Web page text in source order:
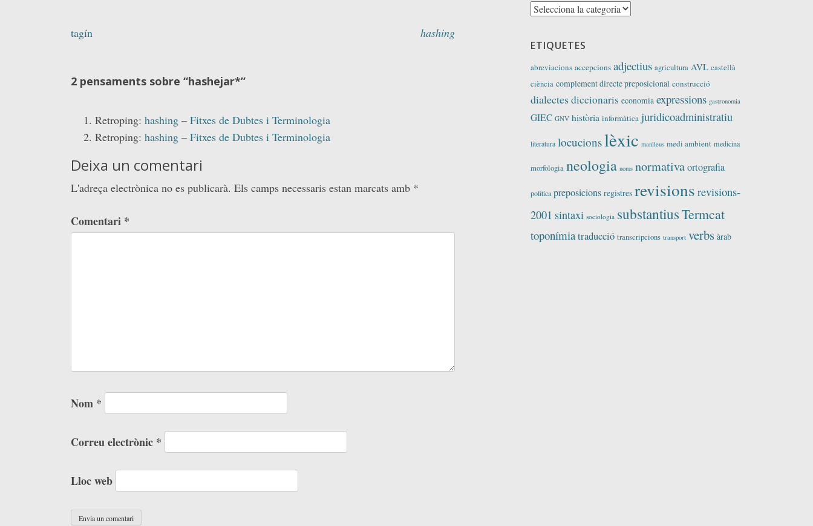
Navegació
tagín hashing
2 pensaments sobre “hashejar*”
Retroping: hashing – Fitxes de Dubtes i Terminologia
Retroping: hashing – Fitxes de Dubtes i Terminologia
Deixa un comentari
L'adreça electrònica no es publicarà. Els camps necessaris estan marcats amb *
Comentari *
Nom *
Correu electrònic *
Lloc web
Categories
ETIQUETES
abreviacions accepcions adjectius agricultura AVL castellà
ciència complement directe preposicional construcció
dialectesdiccionaris economia expressions gastronomia
GIEC GNV història informàtica juridicoadministratiu
literatura locucionslèxic manlleus medi ambient medicina
morfologia neologia noms normativaortografia
política preposicions registres revisions revisions-
2001 sintaxi sociologia substantiusTermcat
toponímiatraducció transcripcions transport verbs àrab